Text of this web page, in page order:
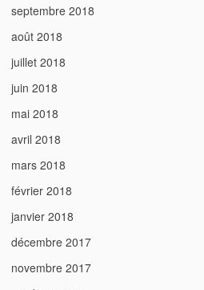
septembre 2018
août 2018
juillet 2018
juin 2018
mai 2018
avril 2018
mars 2018
février 2018
janvier 2018
décembre 2017
novembre 2017